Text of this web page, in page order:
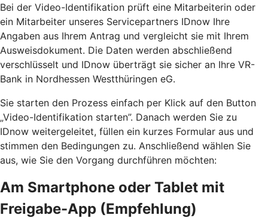
Bei der Video-Identifikation prüft eine Mitarbeiterin oder
ein Mitarbeiter unseres Servicepartners IDnow Ihre
Angaben aus Ihrem Antrag und vergleicht sie mit Ihrem
Ausweisdokument. Die Daten werden abschließend
verschlüsselt und IDnow überträgt sie sicher an Ihre VR-
Bank in Nordhessen Westthüringen eG.
Sie starten den Prozess einfach per Klick auf den Button
„Video-Identifikation starten”. Danach werden Sie zu
IDnow weitergeleitet, füllen ein kurzes Formular aus und
stimmen den Bedingungen zu. Anschließend wählen Sie
aus, wie Sie den Vorgang durchführen möchten:
Am Smartphone oder Tablet mit
Freigabe-App (Empfehlung)